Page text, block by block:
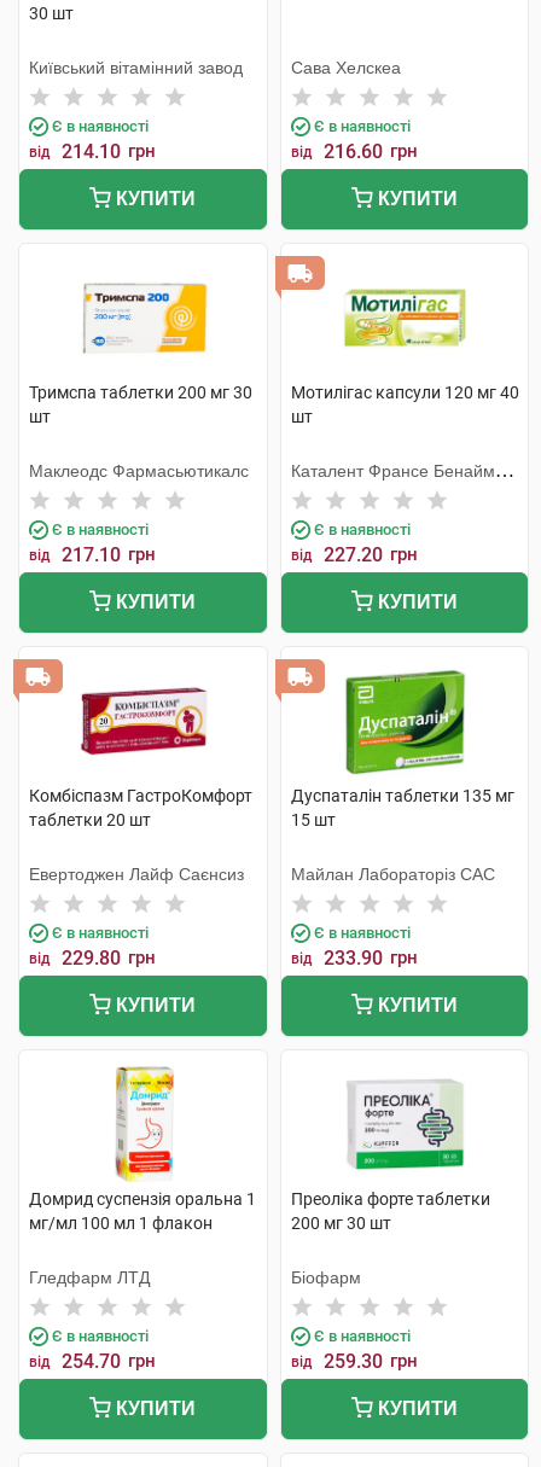
30 шт
Київський вітамінний завод
Є в наявності
від 214.10 грн
КУПИТИ
Сава Хелскеа
Є в наявності
від 216.60 грн
КУПИТИ
Тримспа таблетки 200 мг 30
шт
Маклеодс Фармасьютикалс
Є в наявності
від 217.10 грн
КУПИТИ
Мотилігас капсули 120 мг 40
шт
Каталент Франсе Бенайм
СА
Є в наявності
від 227.20 грн
КУПИТИ
Комбіспазм ГастроКомфорт
таблетки 20 шт
Евертоджен Лайф Саєнсиз
Є в наявності
від 229.80 грн
КУПИТИ
Дуспаталін таблетки 135 мг
15 шт
Майлан Лабораторіз САС
Є в наявності
від 233.90 грн
КУПИТИ
Домрид суспензія оральна 1
мг/мл 100 мл 1 флакон
Гледфарм ЛТД
Є в наявності
від 254.70 грн
КУПИТИ
Преоліка форте таблетки
200 мг 30 шт
Біофарм
Є в наявності
від 259.30 грн
КУПИТИ